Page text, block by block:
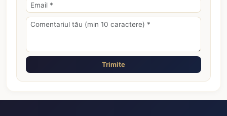
Trimite